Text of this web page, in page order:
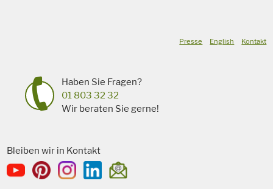
Presse English Kontakt
Haben Sie Fragen?
01 803 32 32
Wir beraten Sie gerne!
Bleiben wir in Kontakt